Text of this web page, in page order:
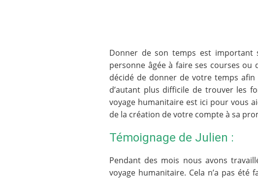
Donner de son temps est
personne âgée à faire ses courses ou
décidé de donner de votre temps afin
d’autant plus difficile de trouver les
voyage humanitaire est ici pour vous
de la création de votre compte à sa
Témoignage de Julien :
Pendant des mois nous avons
voyage humanitaire. Cela n’a pas